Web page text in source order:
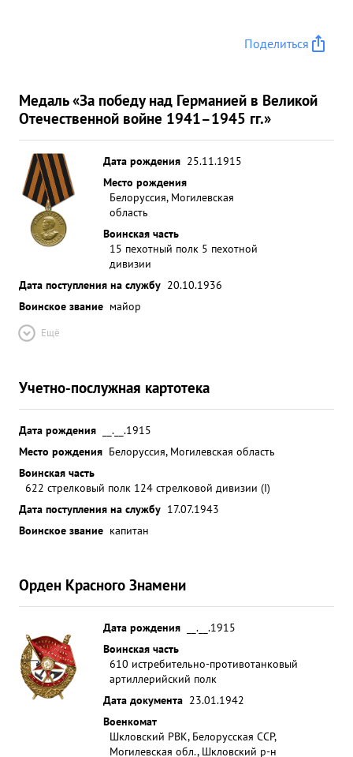
Поделиться
Медаль «За победу над Германией в Великой
Отечественной войне 1941–1945 гг.»
Дата рождения 25.11.1915
Место рождения
Белоруссия, Могилевская
область
Воинская часть
15 пехотный полк 5 пехотной
дивизии
Дата поступления на службу 20.10.1936
Воинское звание майор
Ещё
Учетно-послужная картотека
Дата рождения
__.__.1915
Место рождения Белоруссия, Могилевская область
Воинская часть
622 стрелковый полк 124 стрелковой дивизии (I)
Дата поступления на службу 17.07.1943
Воинское звание капитан
Орден Красного Знамени
Дата рождения
__.__.1915
Воинская часть
610 истребительно-противотанковый
артиллерийский полк
Дата документа 23.01.1942
Военкомат
Шкловский РВК, Белорусская ССР,
Могилевская обл., Шкловский р-н